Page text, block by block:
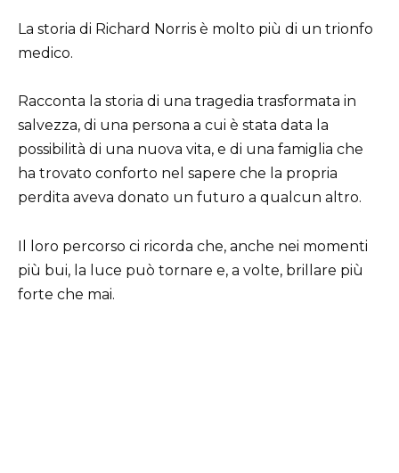
La storia di Richard Norris è molto più di un trionfo
medico.
Racconta la storia di una tragedia trasformata in
salvezza, di una persona a cui è stata data la
possibilità di una nuova vita, e di una famiglia che
ha trovato conforto nel sapere che la propria
perdita aveva donato un futuro a qualcun altro.
Il loro percorso ci ricorda che, anche nei momenti
più bui, la luce può tornare e, a volte, brillare più
forte che mai.